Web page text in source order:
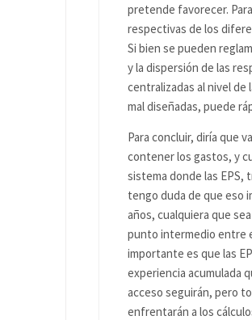
pretende favorecer.
respectivas de los
Si bien se pueden
y la dispersión de las
centralizadas al nivel de
mal diseñadas, puede
Para concluir, diría que
contener los gastos, y
sistema donde las
tengo duda de que eso
años, cualquiera que
punto intermedio entre
importante es que las
experiencia acumulada
acceso seguirán, pero
enfrentarán a los